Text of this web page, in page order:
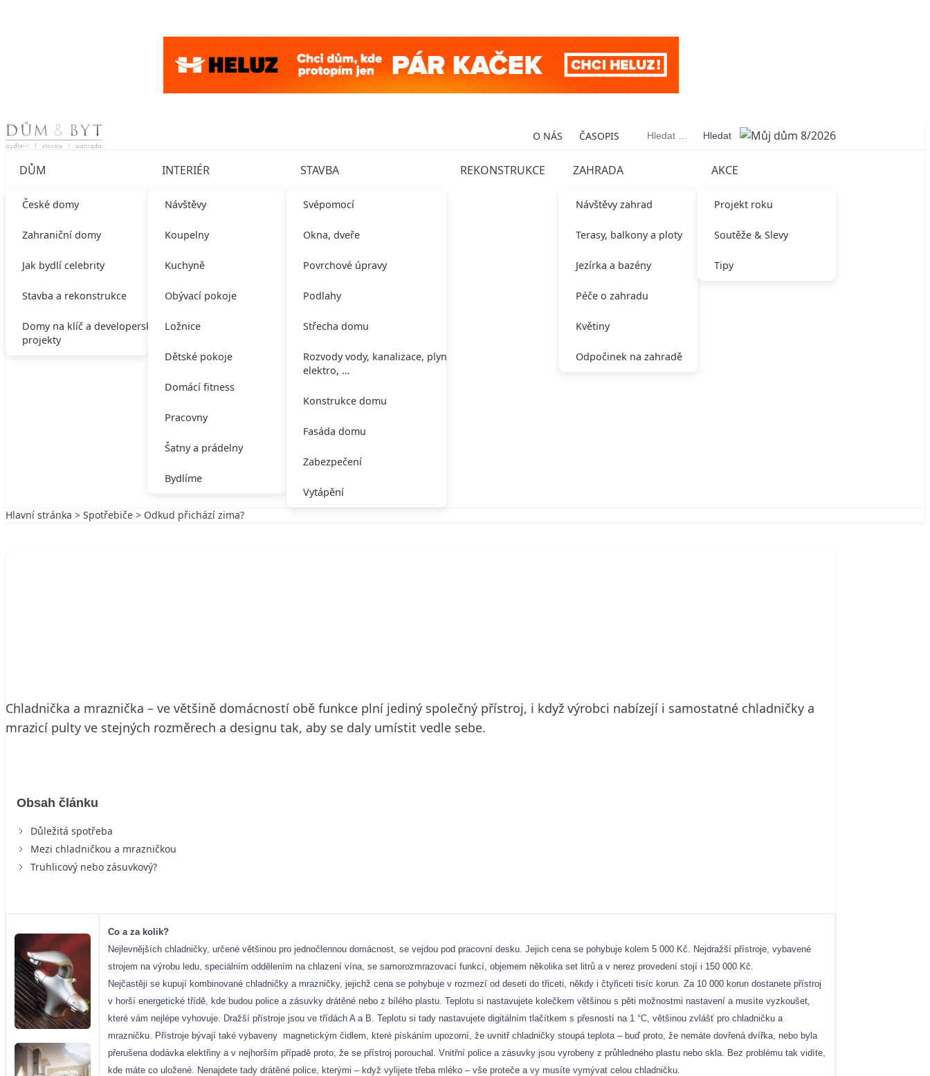
Skip to content O NÁS ČASOPIS Vyhledávání
DŮM
České domy
Zahraniční domy
Jak bydlí celebrity
Stavba a rekonstrukce
Domy na klíč a developerské
projekty
INTERIÉR
Návštěvy
Koupelny
Kuchyně
Obývací pokoje
Ložnice
Dětské pokoje
Domácí fitness
Pracovny
Šatny a prádelny
Bydlíme
STAVBA
Svépomocí
Okna, dveře
Povrchové úpravy
Podlahy
Střecha domu
Rozvody vody, kanalizace, plynu,
elektro, …
Konstrukce domu
Fasáda domu
Zabezpečení
Vytápění
REKONSTRUKCE ZAHRADA
Návštěvy zahrad
Terasy, balkony a ploty
Jezírka a bazény
Péče o zahradu
Květiny
Odpočinek na zahradě
AKCE
Projekt roku
Soutěže & Slevy
Tipy
Hlavní stránka > Spotřebiče > Odkud přichází zima?
Chladnička a mraznička – ve většině domácností obě funkce plní jediný společný přístroj, i když výrobci nabízejí i samostatné chladničky a
mrazicí pulty ve stejných rozměrech a designu tak, aby se daly umístit vedle sebe.
Obsah článku
Důležitá spotřeba
Mezi chladničkou a mrazničkou
Truhlicový nebo zásuvkový?
Co a za kolik?
Nejlevnějších chladničky, určené většinou pro jednočlennou domácnost, se vejdou pod pracovní desku. Jejich cena se pohybuje kolem 5 000 Kč. Nejdražší přístroje, vybavené
strojem na výrobu ledu, speciálním oddělením na chlazení vína, se samorozmrazovací funkcí, objemem několika set litrů a v nerez provedení stojí i 150 000 Kč.
Nejčastěji se kupují kombinované chladničky a mrazničky, jejichž cena se pohybuje v rozmezí od deseti do třiceti, někdy i čtyřiceti tisíc korun. Za 10 000 korun dostanete přístroj
v horší energetické třídě, kde budou police a zásuvky drátěné nebo z bílého plastu. Teplotu si nastavujete kolečkem většinou s pěti možnostmi nastavení a musíte vyzkoušet,
které vám nejlépe vyhovuje. Dražší přístroje jsou ve třídách A a B. Teplotu si tady nastavujete digitálním tlačítkem s přesností na 1 °C, většinou zvlášť pro chladničku a
mrazničku. Přístroje bývají také vybaveny magnetickým čidlem, které pískáním upozorní, že uvnitř chladničky stoupá teplota – buď proto, že nemáte dovřená dvířka, nebo byla
přerušena dodávka elektřiny a v nejhorším případě proto, že se přístroj porouchal. Vnitřní police a zásuvky jsou vyrobeny z průhledného plastu nebo skla. Bez problému tak vidíte,
kde máte co uložené. Nenajdete tady drátěné police, kterými – když vylijete třeba mléko – vše proteče a vy musíte vymývat celou chladničku.